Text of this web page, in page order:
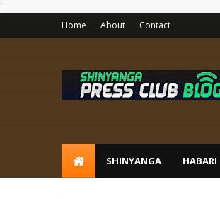
`
Home About Contact
SHINYANGA HABARI